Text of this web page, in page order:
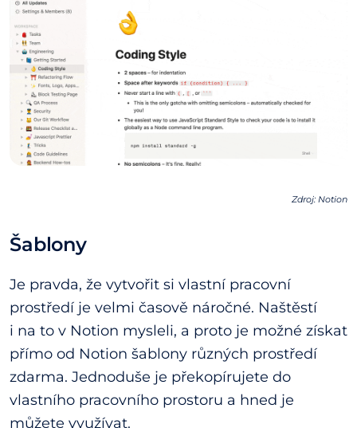
Zdroj: Notion
Šablony
Je pravda, že vytvořit si vlastní pracovní
prostředí je velmi časově náročné. Naštěstí
i na to v Notion mysleli, a proto je možné získat
přímo od Notion šablony různých prostředí
zdarma. Jednoduše je překopírujete do
vlastního pracovního prostoru a hned je
můžete využívat.